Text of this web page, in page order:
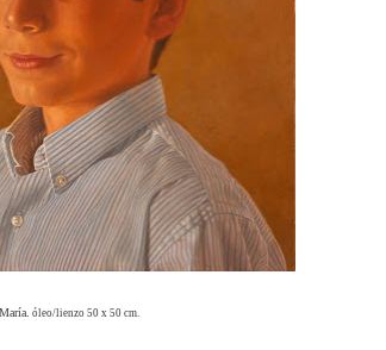
óleo/lienzo 50 x 50 cm.